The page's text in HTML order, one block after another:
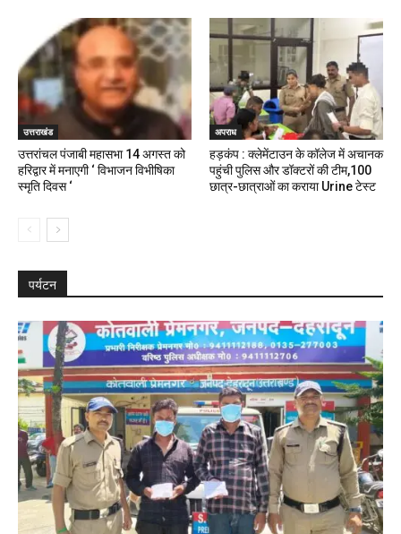
उत्तराखंड
उत्तरांचल पंजाबी महासभा 14 अगस्त को
हरिद्वार में मनाएगी ‘ विभाजन विभीषिका
स्मृति दिवस ‘
अपराध
हड़कंप : क्लेमेंटाउन के कॉलेज में अचानक
पहुंची पुलिस और डॉक्टरों की टीम,100
छात्र-छात्राओं का कराया Urine टेस्ट
पर्यटन